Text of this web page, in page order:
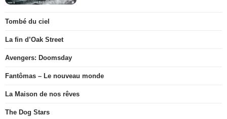
Tombé du ciel
La fin d’Oak Street
Avengers: Doomsday
Fantômas – Le nouveau monde
La Maison de nos rêves
The Dog Stars